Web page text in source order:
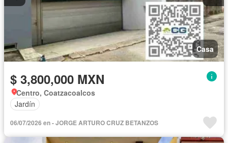
Casa
$ 3,800,000 MXN
Centro, Coatzacoalcos
Jardín
06/07/2026 en - JORGE ARTURO CRUZ BETANZOS